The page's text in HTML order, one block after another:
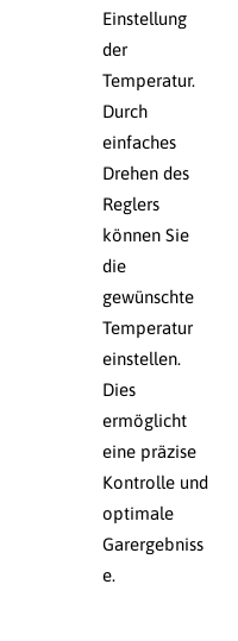
Einstellung
der
Temperatur.
Durch
einfaches
Drehen des
Reglers
können Sie
die
gewünschte
Temperatur
einstellen.
Dies
ermöglicht
eine präzise
Kontrolle und
optimale
Garergebniss
e.